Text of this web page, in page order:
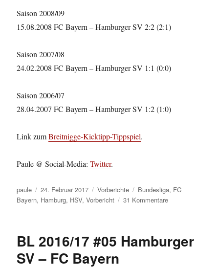
Saison 2008/09
15.08.2008 FC Bayern – Hamburger SV 2:2 (2:1)
Saison 2007/08
24.02.2008 FC Bayern – Hamburger SV 1:1 (0:0)
Saison 2006/07
28.04.2007 FC Bayern – Hamburger SV 1:2 (1:0)
Link zumBreitnigge-Kicktipp-Tippspiel.
Paule @ Social-Media:Twitter.
Autor
paule
Veröffentlicht
am
24. Februar 2017 Kategorien
Vorberichte Schlagwörter
Bundesliga, FC
Bayern, Hamburg, HSV,Vorbericht 31 Kommentarezu
FC
Bayern
BL 2016/17 #05 Hamburger
SV – FC Bayern